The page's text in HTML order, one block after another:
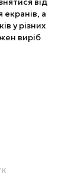
а
у різних
виріб